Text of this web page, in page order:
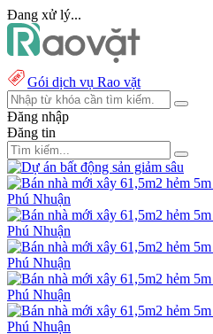
Đang xử lý...
Gói dịch vụ Rao vặt
Đăng nhập
Đăng tin